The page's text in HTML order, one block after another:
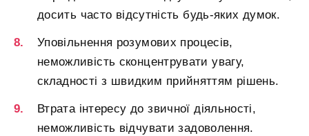
досить часто відсутність будь-яких думок.
Уповільнення розумових процесів,
неможливість сконцентрувати увагу,
складності з швидким прийняттям рішень.
Втрата інтересу до звичної діяльності,
неможливість відчувати задоволення.